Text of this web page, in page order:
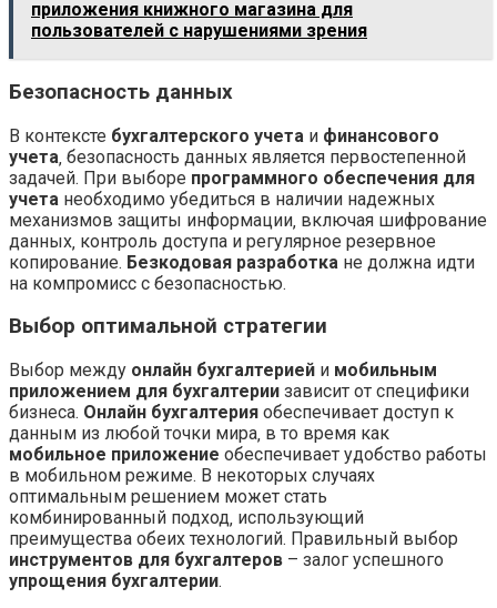
приложения книжного магазина для
пользователей с нарушениями зрения
Безопасность данных
В контексте бухгалтерского учета и финансового
учета ‚ безопасность данных является первостепенной
задачей. При выборе программного обеспечения для
учета необходимо убедиться в наличии надежных
механизмов защиты информации‚ включая шифрование
данных‚ контроль доступа и регулярное резервное
копирование. Безкодовая разработка не должна идти
на компромисс с безопасностью.
Выбор оптимальной стратегии
Выбор между онлайн бухгалтерией и мобильным
приложением для бухгалтерии зависит от специфики
бизнеса. Онлайн бухгалтерия обеспечивает доступ к
данным из любой точки мира‚ в то время как
мобильное приложение обеспечивает удобство работы
в мобильном режиме. В некоторых случаях
оптимальным решением может стать
комбинированный подход‚ использующий
преимущества обеих технологий. Правильный выбор
инструментов для бухгалтеров – залог успешного
упрощения бухгалтерии.